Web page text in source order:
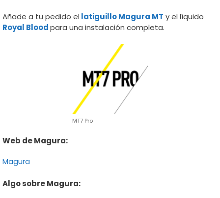
Añade a tu pedido el latiguillo Magura MT y el líquido
Royal Bloodpara una instalación completa.
MT7 Pro
Web de Magura:
Magura
Algo sobre Magura: